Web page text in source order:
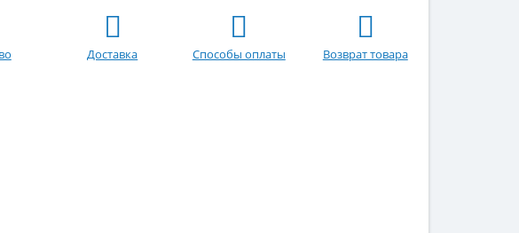
Доставка Способы оплаты Возврат товара